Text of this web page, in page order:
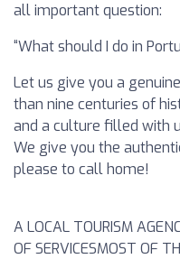
all important question:
“What should I do in
Let us give you a
than nine centuries of
and a culture filled with
We give you the
please to call home!
A LOCAL TOURISM
OF SERVICESMOST OF